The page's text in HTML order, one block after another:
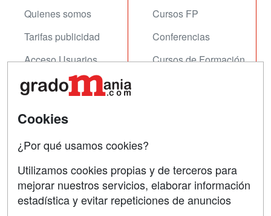
Quienes somos
Tarifas publicidad
Acceso Usuarios
Acceso Centros
Cursos FP
Conferencias
Cursos de Formación
Contactar
Confidencialidad
Aviso legal
Copyleft
Cookies
¿Por qué usamos cookies?
Utilizamos cookies propias y de terceros para
mejorar nuestros servicios, elaborar información
estadística y evitar repeticiones de anuncios